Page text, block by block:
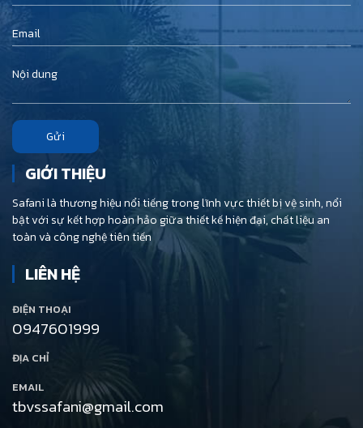
Gửi
GIỚI THIỆU
Safani là thương hiệu nổi tiếng trong lĩnh vực thiết bị vệ sinh, nổi
bật với sự kết hợp hoàn hảo giữa thiết kế hiện đại, chất liệu an
toàn và công nghệ tiên tiến
LIÊN HỆ
ĐIỆN THOẠI
0947601999
ĐỊA CHỈ
EMAIL
tbvssafani@gmail.com